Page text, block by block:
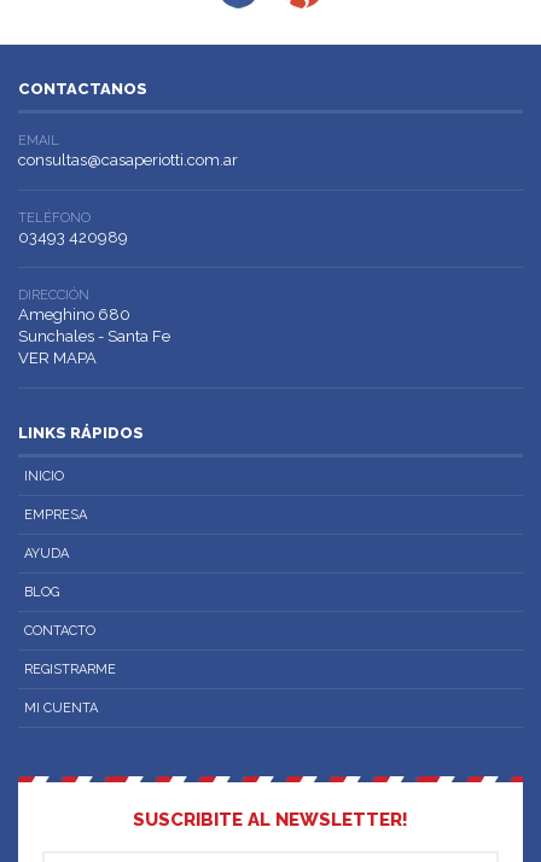
CONTACTANOS
EMAIL
consultas@casaperiotti.com.ar
TELÉFONO
03493 420989
DIRECCIÓN
Ameghino 680
Sunchales - Santa Fe
VER MAPA
LINKS RÁPIDOS
INICIO
EMPRESA
AYUDA
BLOG
CONTACTO
REGISTRARME
MI CUENTA
SUSCRIBITE AL NEWSLETTER!